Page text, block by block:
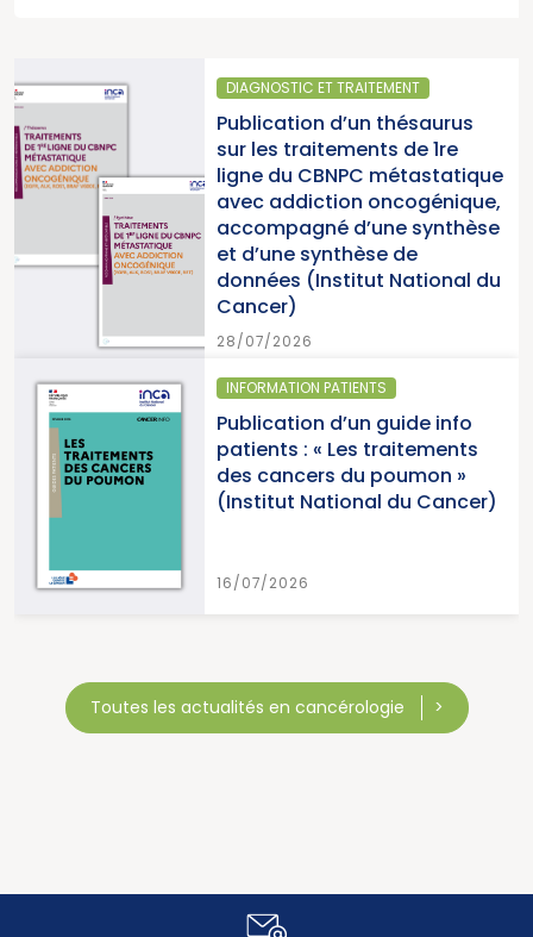
DIAGNOSTIC ET TRAITEMENT
Publication d’un thésaurus
sur les traitements de 1re
ligne du CBNPC métastatique
avec addiction oncogénique,
accompagné d’une synthèse
et d’une synthèse de
données (Institut National du
Cancer)
28/07/2026
INFORMATION PATIENTS
Publication d’un guide info
patients : « Les traitements
des cancers du poumon »
(Institut National du Cancer)
16/07/2026
Toutes les actualités en cancérologie